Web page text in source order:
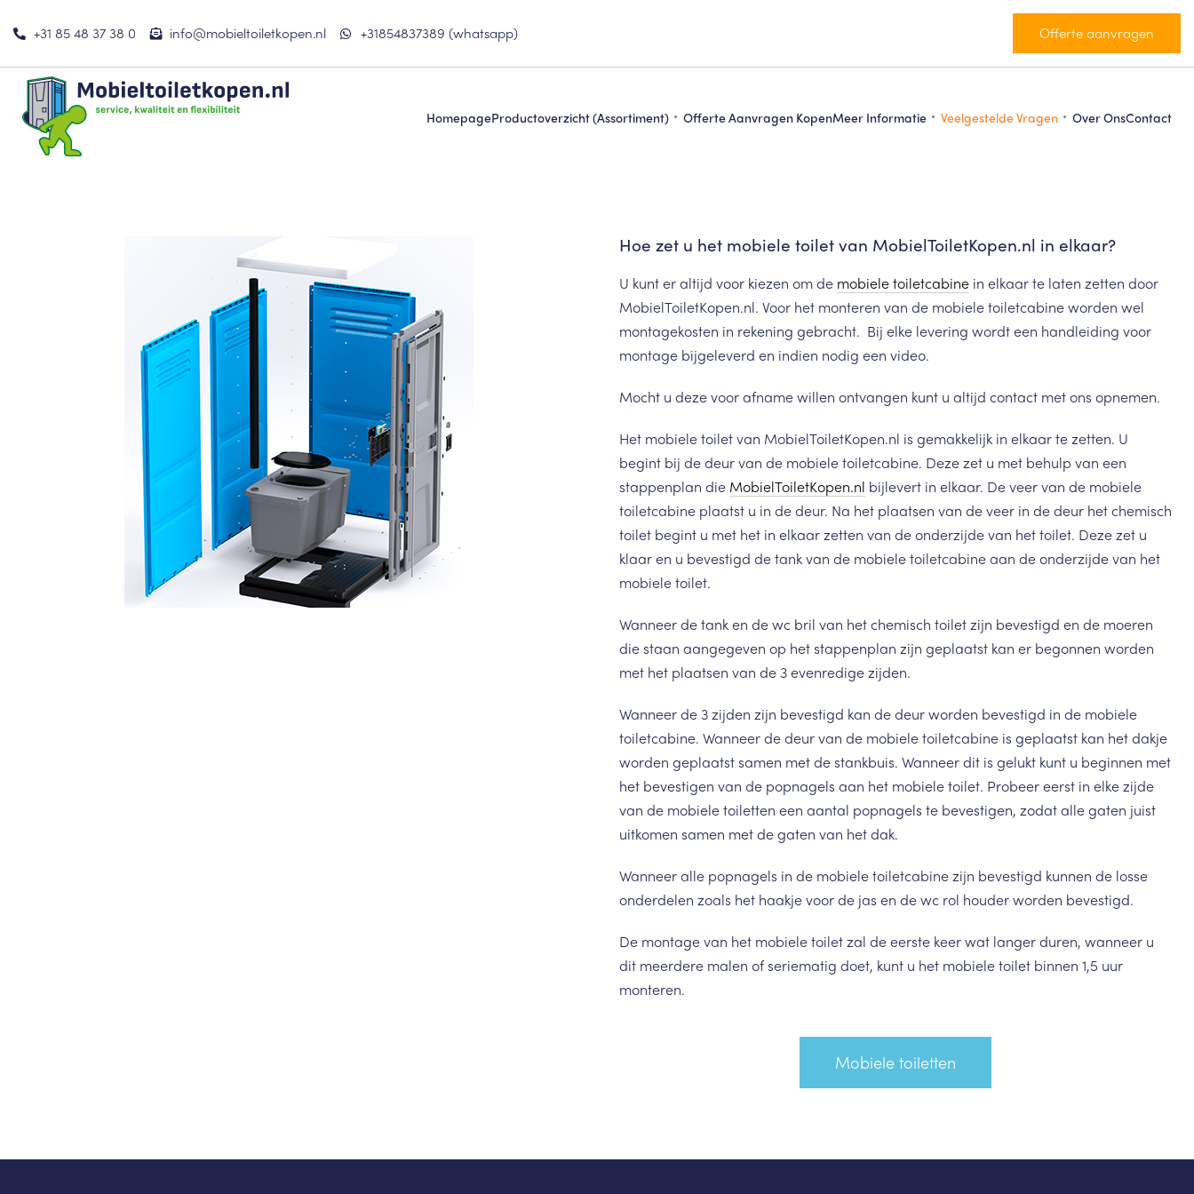
+31 85 48 37 38 0 info@mobieltoiletkopen.nl +31854837389 (whatsapp) Offerte aanvragen
HomepageProductoverzicht (assortiment) Offerte Aanvragen KopenMeer Informatie Veelgestelde Vragen Over OnsContact
Hoe zet u het mobiele toilet van MobielToiletKopen.nl in elkaar?
U kunt er altijd voor kiezen om de mobiele toiletcabine in elkaar te laten zetten door
MobielToiletKopen.nl. Voor het monteren van de mobiele toiletcabine worden wel
montagekosten in rekening gebracht. Bij elke levering wordt een handleiding voor
montage bijgeleverd en indien nodig een video.
Mocht u deze voor afname willen ontvangen kunt u altijd contact met ons opnemen.
Het mobiele toilet van MobielToiletKopen.nl is gemakkelijk in elkaar te zetten. U
begint bij de deur van de mobiele toiletcabine. Deze zet u met behulp van een
stappenplan die MobielToiletKopen.nl bijlevert in elkaar. De veer van de mobiele
toiletcabine plaatst u in de deur. Na het plaatsen van de veer in de deur het chemisch
toilet begint u met het in elkaar zetten van de onderzijde van het toilet. Deze zet u
klaar en u bevestigd de tank van de mobiele toiletcabine aan de onderzijde van het
mobiele toilet.
Wanneer de tank en de wc bril van het chemisch toilet zijn bevestigd en de moeren
die staan aangegeven op het stappenplan zijn geplaatst kan er begonnen worden
met het plaatsen van de 3 evenredige zijden.
Wanneer de 3 zijden zijn bevestigd kan de deur worden bevestigd in de mobiele
toiletcabine. Wanneer de deur van de mobiele toiletcabine is geplaatst kan het dakje
worden geplaatst samen met de stankbuis. Wanneer dit is gelukt kunt u beginnen met
het bevestigen van de popnagels aan het mobiele toilet. Probeer eerst in elke zijde
van de mobiele toiletten een aantal popnagels te bevestigen, zodat alle gaten juist
uitkomen samen met de gaten van het dak.
Wanneer alle popnagels in de mobiele toiletcabine zijn bevestigd kunnen de losse
onderdelen zoals het haakje voor de jas en de wc rol houder worden bevestigd.
De montage van het mobiele toilet zal de eerste keer wat langer duren, wanneer u
dit meerdere malen of seriematig doet, kunt u het mobiele toilet binnen 1,5 uur
monteren.
Mobiele toiletten